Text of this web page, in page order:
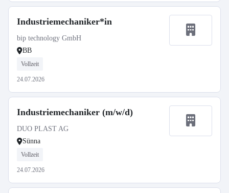
Industriemechaniker*in
bip technology GmbH
BB
Vollzeit
24.07.2026
Industriemechaniker (m/w/d)
DUO PLAST AG
Sünna
Vollzeit
24.07.2026